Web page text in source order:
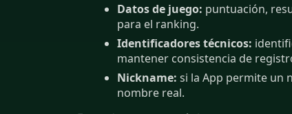
Datos de juego: puntuación,
para el ranking.
Identificadores técnicos:
mantener consistencia de
Nickname: si la App permite un
nombre real.